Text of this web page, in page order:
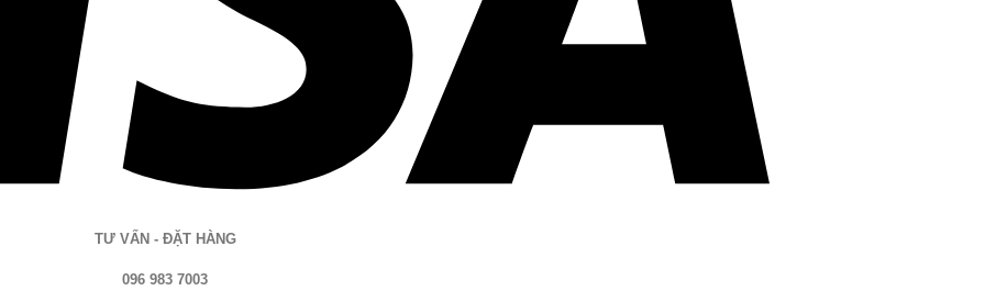
TƯ VẤN - ĐẶT HÀNG
096 983 7003